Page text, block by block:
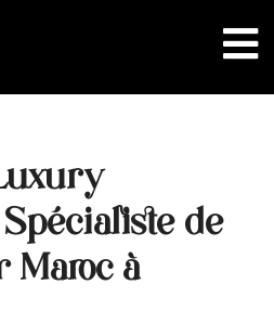
de
Maroc à